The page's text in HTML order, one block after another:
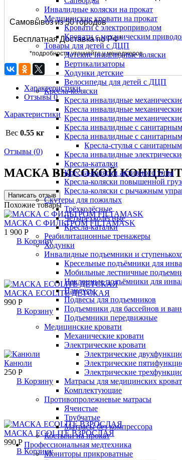
Инвалидные коляски на прокат
Медицинские кровати на прокат
Кровати с электроприводом
Кровати с механическим
Товары для детей с ДЦП
Детские инвалидные коляски
Вертикализаторы
Ходунки детские
Велосипеды для детей с ДЦП
Кресла-коляски
Кресла инвалидные
Кресла инвалидные
Кресла инвалидные
Кресла инвалидные с
Кресла инвалидные с
Кресла-стулья с
Кресла инвалидные
Кресла-каталки
Кресла-коляски активного типа
Кресла-коляски повышенной
Кресла-коляски с рычажным
Скутеры для пожилых
Трёхколёсные
Четырёхколёсные
Кресла-каталки
Реабилитационные тренажеры
Ходунки
Инвалидные подъемники и
Кресельные подъёмники для
Мобильные лестничные
Наклонные подъёмники для
Пандусы
Подвесы для подъемников
Подъемники для бассейнов и
Подъемники передвижные
Медицинские кровати
Механические кровати
Электрические кровати
Электрические
Электрические
Электрические
Матрасы для медицинских
Комплектующие
Противопролежневые матрасы
Ячеистые
Трубчатые
Матрасы без компрессора
Костыли на прокат
Профессиональная медтехника
Мониторы прикроватные
Самовывоз из 50 городов
Бесплатная Доставка по РФ*
*подробности уточняйте у менеджеров
Характеристики
Отзывы0
Характеристики
Вес 0.55 кг
Отзывы (0)
МАСКА ВЫСОКОЙ
Похожие товары
МАСКА С ФИЛЬТРОМ FILTAMASK
1 900 Р
В Корзину
МАСКА ECOLITE ДЕТСКАЯ
990 Р
В Корзину
Канюли
250 Р
В Корзину
МАСКА ECOLITE ВЗРОСЛАЯ
990Р
В Корзину